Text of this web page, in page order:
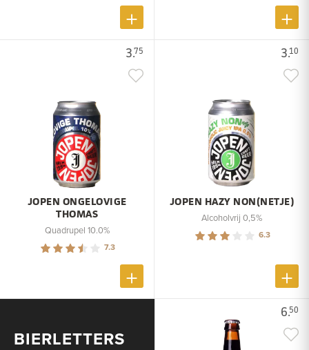
3.75
JOPEN ONGELOVIGE
THOMAS
Quadrupel 10.0%
7.3
3.10
JOPEN HAZY NON(NETJE)
Alcoholvrij 0,5%
6.3
BIERLETTERS
6.50